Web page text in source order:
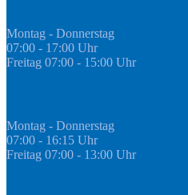
Montag - Donnerstag
07:00 - 17:00 Uhr
Freitag 07:00 - 15:00 Uhr
Montag - Donnerstag
07:00 - 16:15 Uhr
Freitag 07:00 - 13:00 Uhr